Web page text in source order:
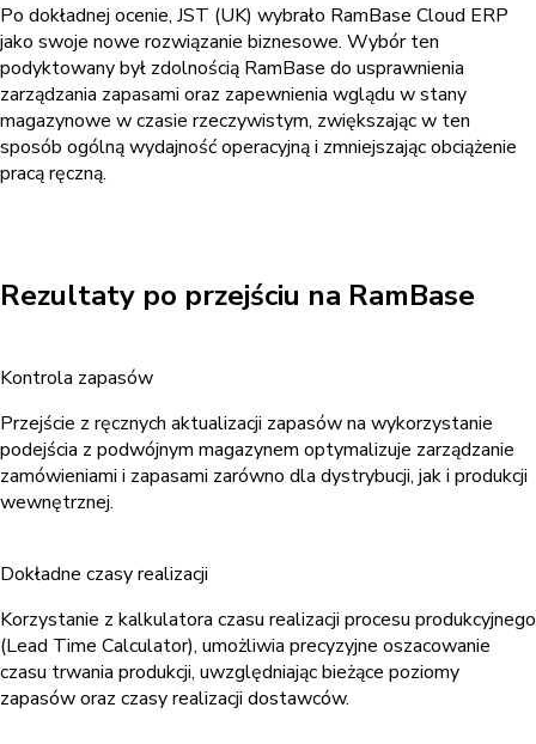
Po dokładnej ocenie, JST (UK) wybrało RamBase Cloud ERP
jako swoje nowe rozwiązanie biznesowe. Wybór ten
podyktowany był zdolnością RamBase do usprawnienia
zarządzania zapasami oraz zapewnienia wglądu w stany
magazynowe w czasie rzeczywistym, zwiększając w ten
sposób ogólną wydajność operacyjną i zmniejszając obciążenie
pracą ręczną.
Rezultaty po przejściu na RamBase
Kontrola zapasów
Przejście z ręcznych aktualizacji zapasów na wykorzystanie
podejścia z podwójnym magazynem optymalizuje zarządzanie
zamówieniami i zapasami zarówno dla dystrybucji, jak i produkcji
wewnętrznej.
Dokładne czasy realizacji
Korzystanie z kalkulatora czasu realizacji procesu produkcyjnego
(Lead Time Calculator), umożliwia precyzyjne oszacowanie
czasu trwania produkcji, uwzględniając bieżące poziomy
zapasów oraz czasy realizacji dostawców.